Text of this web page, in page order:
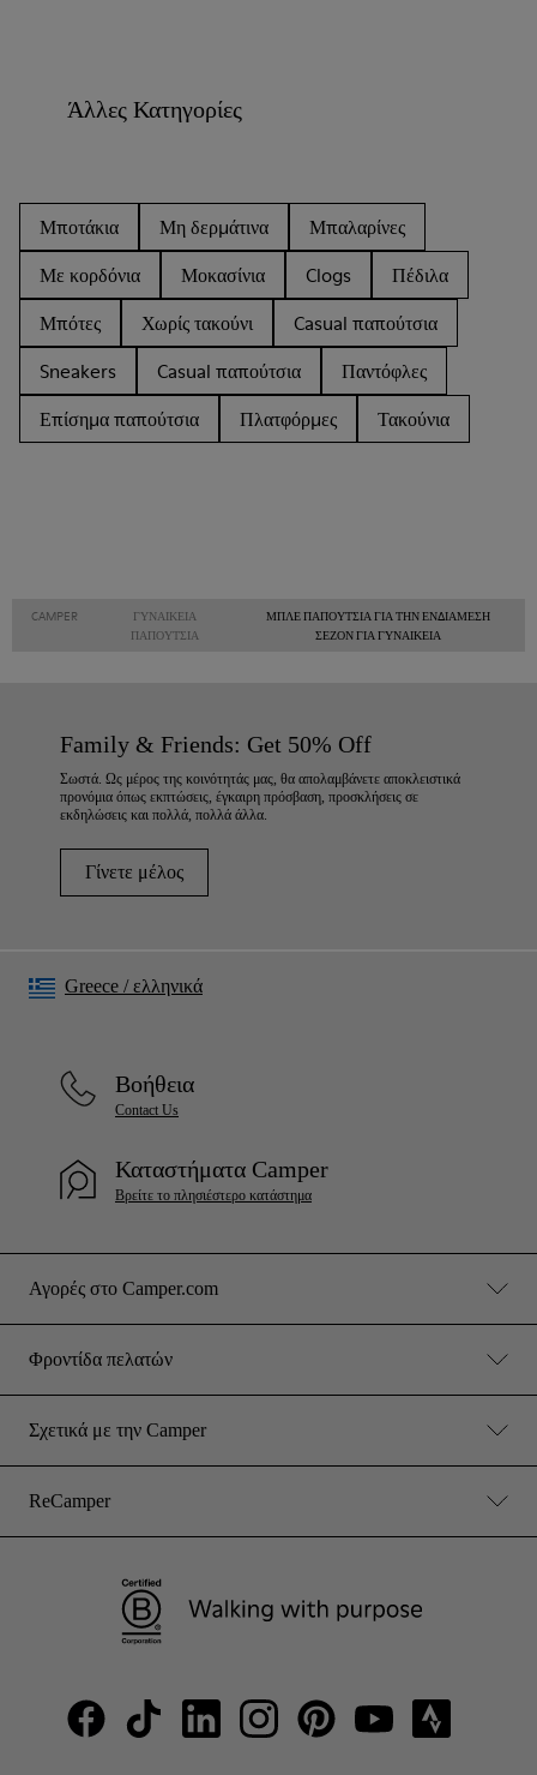
Άλλες Κατηγορίες
Μποτάκια Μη δερμάτινα
Μπαλαρίνες
Με κορδόνια
Μοκασίνια Clogs
Πέδιλα
Μπότες
Χωρίς τακούνι
Casual παπούτσια
Sneakers
Casual παπούτσια
Παντόφλες
Επίσημα παπούτσια
Πλατφόρμες Τακούνια
CAMPER
ΓΥΝΑΙΚΕΊΑ
ΠΑΠΟΎΤΣΙΑ
ΜΠΛΕ ΠΑΠΟΎΤΣΙΑ ΓΙΑ ΤΗΝ ΕΝΔΙΆΜΕΣΗ
ΣΕΖΌΝ ΓΙΑ ΓΥΝΑΙΚΕΊΑ
Family & Friends: Get 50% Off
Σωστά. Ως μέρος της κοινότητάς μας, θα απολαμβάνετε αποκλειστικά
προνόμια όπως εκπτώσεις, έγκαιρη πρόσβαση, προσκλήσεις σε
εκδηλώσεις και πολλά, πολλά άλλα.
Γίνετε μέλος
Αγορές στο Camper.com
Φροντίδα πελατών
Σχετικά με την Camper
ReCamper
Βοήθεια
Contact Us
Καταστήματα Camper
Βρείτε το πλησιέστερο κατάστημα
Greece /ελληνικά